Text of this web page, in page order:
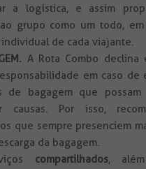
a logística, e assim
grupo como um todo,
de cada viajante.
A Rota Combo declina
em caso de
de bagagem que possam
causas. Por isso,
que sempre presenciem
da bagagem.
compartilhados,